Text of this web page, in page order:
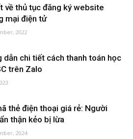
về thủ tục đăng ký website
mại điện tử
2022
dẫn chi tiết cách thanh toán học
trên Zalo
thẻ điện thoại giá rẻ: Người
thận kẻo bị lừa
2024